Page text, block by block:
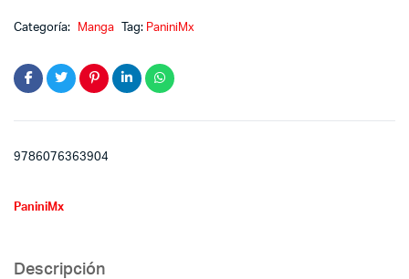
Categoría: Manga Tag: PaniniMx
9786076363904
PaniniMx
Descripción